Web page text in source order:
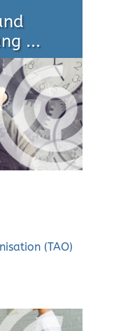
...
(TAO)